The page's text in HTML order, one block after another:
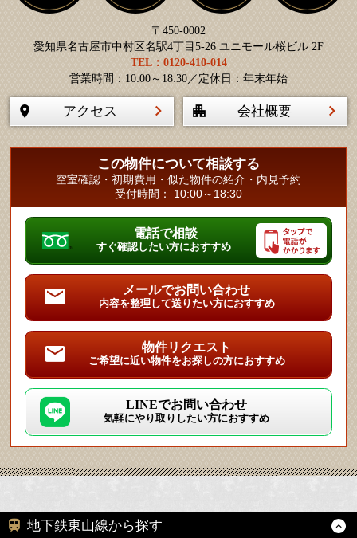
〒450-0002
愛知県名古屋市中村区名駅4丁目5-26 ユニモール桜ビル 2F
TEL：0120-410-014
営業時間：10:00～18:30／定休日：年末年始
アクセス 会社概要
この物件について相談する
空室確認・初期費用・似た物件の紹介・内見予約
受付時間： 10:00～18:30
電話で相談
すぐ確認したい方におすすめ
メールでお問い合わせ
内容を整理して送りたい方におすすめ
物件リクエスト
ご希望に近い物件をお探しの方におすすめ
LINEでお問い合わせ
気軽にやり取りしたい方におすすめ
地下鉄東山線から探す